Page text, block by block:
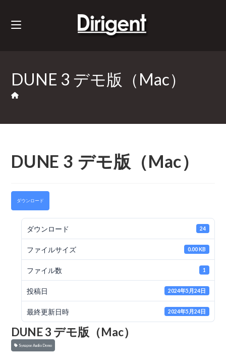
DUNE 3 デモ版（Mac）
DUNE 3 デモ版（Mac）
ダウンロード
ダウンロード 24
ファイルサイズ 0.00 KB
ファイル数 1
投稿日 2024年5月24日
最終更新日時 2024年5月24日
DUNE 3 デモ版（Mac）
Synapse Audio Demo